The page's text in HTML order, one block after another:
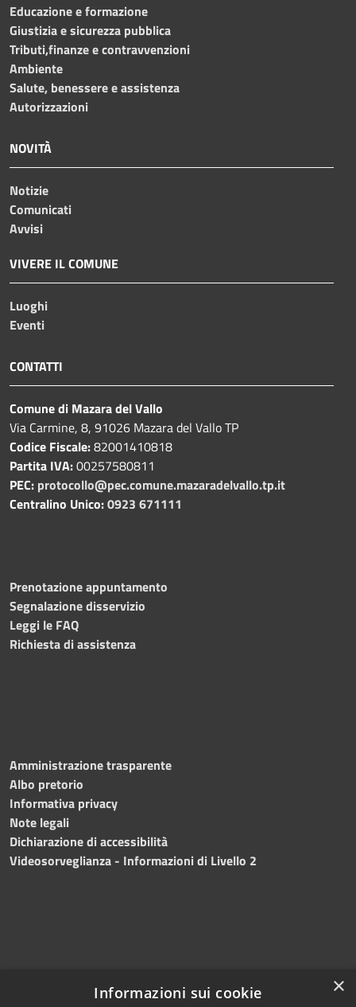
Educazione e formazione
Giustizia e sicurezza pubblica
Tributi,finanze e contravvenzioni
Ambiente
Salute, benessere e assistenza
Autorizzazioni
NOVITÀ
Notizie
Comunicati
Avvisi
VIVERE IL COMUNE
Luoghi
Eventi
CONTATTI
Comune di Mazara del Vallo
Via Carmine, 8, 91026 Mazara del Vallo TP
Codice Fiscale:82001410818
Partita IVA:00257580811
PEC: protocollo@pec.comune.mazaradelvallo.tp.it
Centralino Unico:0923 671111
Prenotazione appuntamento
Segnalazione disservizio
Leggi le FAQ
Richiesta di assistenza
Amministrazione trasparente
Albo pretorio
Informativa privacy
Note legali
Dichiarazione di accessibilità
Videosorveglianza - Informazioni di Livello 2
×
Informazioni sui cookie